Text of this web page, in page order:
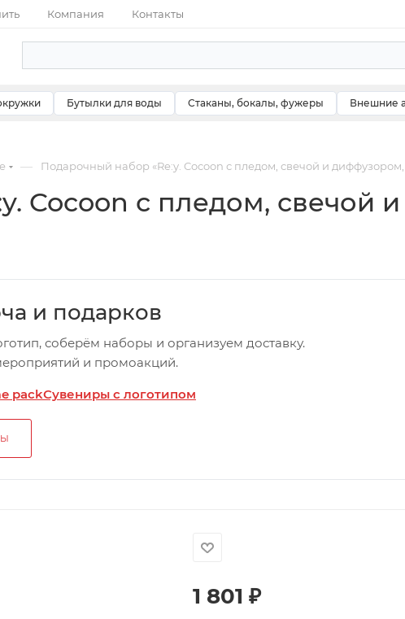
Компания Контакты
Бутылки для воды Стаканы, бокалы, фужеры Внешние
— Подарочный набор «Re:y. Cocoon с пледом, свечой и
Cocoon с пледом, свечой
и подарков
соберём наборы и организуем доставку.
и промоакций.
packСувениры с логотипом
1 801 ₽